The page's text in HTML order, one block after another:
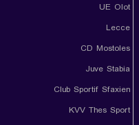
UE Olot
Lecce
CD Mostoles
Juve Stabia
Club Sportif Sfaxien
KVV Thes Sport